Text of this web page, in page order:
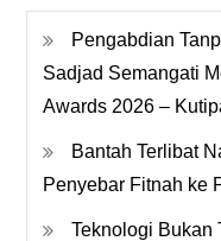
Pengabdian
Sadjad Semangati
Awards 2026 –
Bantah Terlibat
Penyebar Fitnah ke
Teknologi Bukan